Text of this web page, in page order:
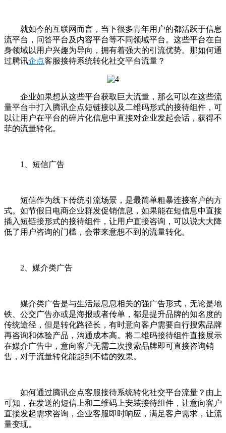
就如今的互联网而言，当下很多青年用户的都活跃于信息
流平台，问答平台及内容平台等不同领域平台。这些平台在自
身领域以用户兴趣为导向，拥有着强大的引流优势。那如何通
过腾讯企点客服接待系统转化社交平台流量？
企业如果想从这些平台获取巨大流量，那么可以在这些流
量平台中打入腾讯企点短链接以及二维码形式的接待组件，可
以让用户在平台的碎片化信息中直接对企业发起会话，获得不
菲的流量转化。
1、短信广告
短信作为线下传统引流场景，是最简单粗暴连接客户的方
式。如节假日电商企业群发促销信息，如果能在短信息中直接
插入短链接形式的接待组件，让用户直接咨询，可以说大大降
低了用户咨询的门槛，会带来意想不到的流量转化。
2、媒介类广告
媒介类广告是与生活最息息相关的强广告形式，无论是地
铁、公交广告亦或是海报或者传单，都是提升品牌的知名度的
传统途径，但是转化路径长，有时意向客户需要自行搜索品牌
再咨询和体验产品，沟通成本高。将二维码接待组件直接展示
在媒介广告中，意向客户无需二次搜索品牌即可直接咨询销
售，对于流量转化能起到不错的效果。
如何通过腾讯企点客服接待系统转化社交平台流量？由上
可知，在发送的短信上和二维码上安装接待组件，让意向客户
直接发起需求咨询，企业客服即时响应，满足客户需求，让流
量变现。